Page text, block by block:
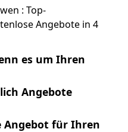
: Top-
Angebote in 4
es um Ihren
Angebote
Angebot für Ihren